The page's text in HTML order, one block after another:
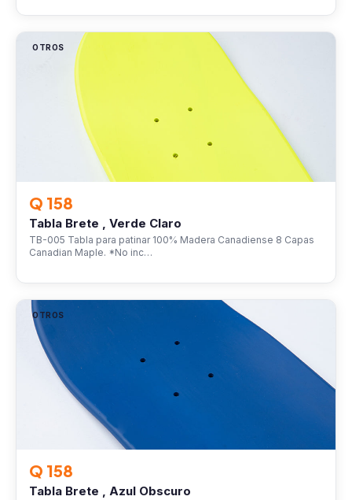
OTROS
Q 158
Tabla Brete , Verde Claro
TB-005 Tabla para patinar 100% Madera Canadiense 8 Capas
Canadian Maple. *No inc…
OTROS
Q 158
Tabla Brete , Azul Obscuro